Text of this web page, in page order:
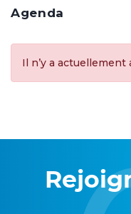
Agenda
Il n’y a